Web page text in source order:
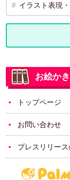
イラスト表現
お絵か
トップページ
お問い合わせ
プレスリリー